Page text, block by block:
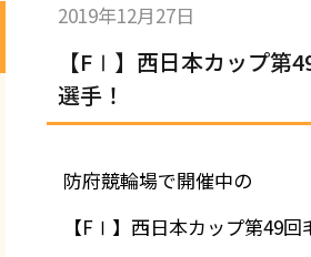
2019年12月27日
【FⅠ】西日本カップ第
選手！
防府競輪場で開催中の
【FⅠ】西日本カップ第49回